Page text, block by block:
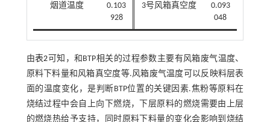
烟道温度
0.103
928
3号风箱真空度
0.093
048
由表2 可知，和BTP相关的过程参数主要有风箱废气温度、
原料下料量和风箱真空度等.风箱废气温度可以反映料层表
面的温度变化，是判断BTP位置的关键因素.焦粉等原料在
烧结过程中会自上向下燃烧，下层原料的燃烧需要由上层
的燃烧热给予支持，同时原料下料量的变化会影响到烧结